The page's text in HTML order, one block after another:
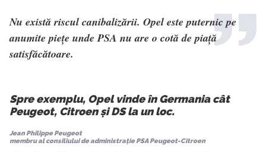
Nu există riscul canibalizării. Opel este puternic pe
anumite piețe unde PSA nu are o cotă de piață
satisfăcătoare.
Spre exemplu, Opel vinde în Germania cât
Peugeot, Citroen și DS la un loc.
Jean Philippe Peugeot
membru al consiliului de administrație PSA Peugeot-Citroen